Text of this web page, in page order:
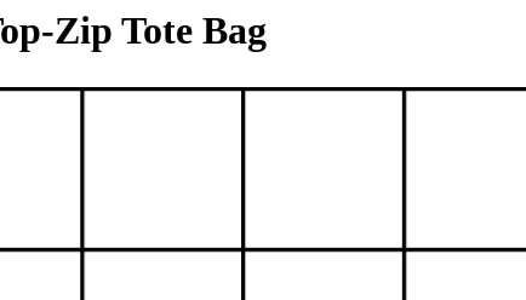
Zip Tote Bag